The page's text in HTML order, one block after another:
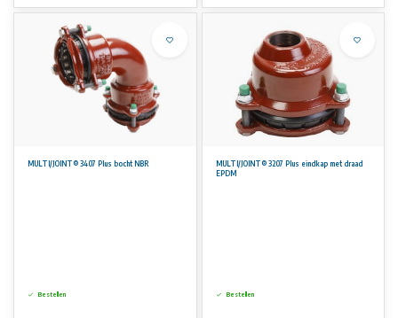
MULTI/JOINT® 3407 Plus bocht NBR
Bestellen
MULTI/JOINT® 3207 Plus eindkap met draad
EPDM
Bestellen